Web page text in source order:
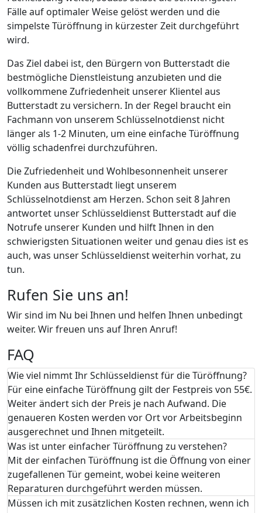
Fälle auf optimaler Weise gelöst werden und die
simpelste Türöffnung in kürzester Zeit durchgeführt
wird.
Das Ziel dabei ist, den Bürgern von Butterstadt die
bestmögliche Dienstleistung anzubieten und die
vollkommene Zufriedenheit unserer Klientel aus
Butterstadt zu versichern. In der Regel braucht ein
Fachmann von unserem Schlüsselnotdienst nicht
länger als 1-2 Minuten, um eine einfache Türöffnung
völlig schadenfrei durchzuführen.
Die Zufriedenheit und Wohlbesonnenheit unserer
Kunden aus Butterstadt liegt unserem
Schlüsselnotdienst am Herzen. Schon seit 8 Jahren
antwortet unser Schlüsseldienst Butterstadt auf die
Notrufe unserer Kunden und hilft Ihnen in den
schwierigsten Situationen weiter und genau dies ist es
auch, was unser Schlüsseldienst weiterhin vorhat, zu
tun.
Rufen Sie uns an!
Wir sind im Nu bei Ihnen und helfen Ihnen unbedingt
weiter. Wir freuen uns auf Ihren Anruf!
FAQ
Wie viel nimmt Ihr Schlüsseldienst für die Türöffnung?
Für eine einfache Türöffnung gilt der Festpreis von 55€.
Weiter ändert sich der Preis je nach Aufwand. Die
genaueren Kosten werden vor Ort vor Arbeitsbeginn
ausgerechnet und Ihnen mitgeteilt.
Was ist unter einfacher Türöffnung zu verstehen?
Mit der einfachen Türöffnung ist die Öffnung von einer
zugefallenen Tür gemeint, wobei keine weiteren
Reparaturen durchgeführt werden müssen.
Müssen ich mit zusätzlichen Kosten rechnen, wenn ich